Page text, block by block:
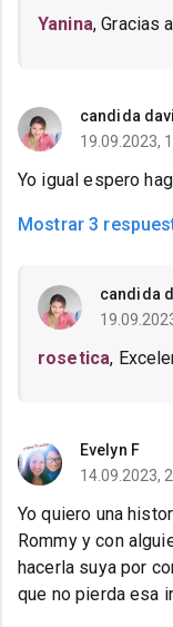
Yanina, Gracias
candida
19.09.2023,
Yo igual espero
Mostrar 3
candida
rosetica,
Evelyn F
14.09.2023,
Yo quiero una
Rommy y con
hacerla suya por
que no pierda esa